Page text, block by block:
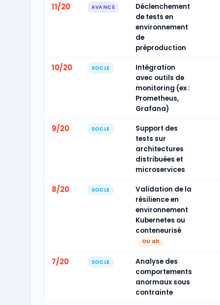
11/20 AVANCE
Déclenchement
de tests en
environnement
de
préproduction
10/20 SOCLE
Intégration
avec outils de
monitoring (ex :
Prometheus,
Grafana)
9/20 SOCLE
Support des
tests sur
architectures
distribuées et
microservices
8/20 SOCLE
Validation de la
résilience en
environnement
Kubernetes ou
conteneurisé
OU alt.
7/20 SOCLE
Analyse des
comportements
anormaux sous
contrainte